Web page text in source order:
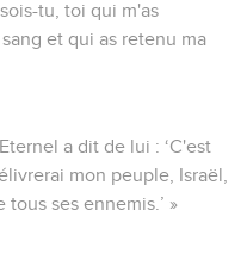
tu, toi qui m'as
et qui as retenu ma
a dit de lui : ‘C'est
mon peuple, Israël,
tous ses ennemis.’ »